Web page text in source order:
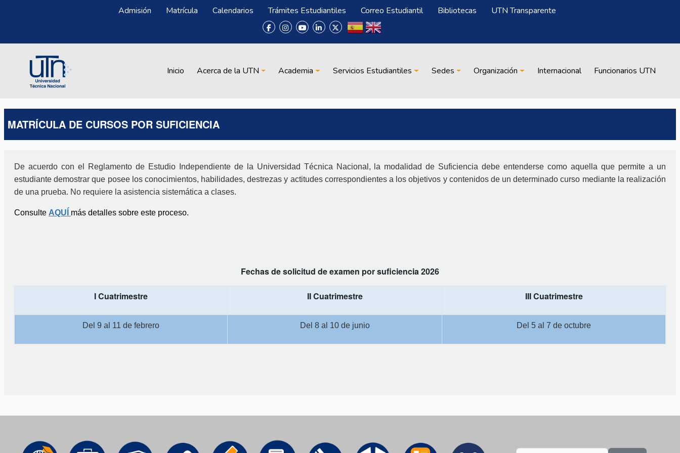
Menú Superior
Admisión Matrícula Calendarios Trámites Estudiantiles Correo Estudiantil Bibliotecas UTN Transparente
Main navigation
Inicio Acerca de la UTN Academia Servicios Estudiantiles Sedes Organización Internacional Funcionarios UTN
MATRÍCULA DE CURSOS POR SUFICIENCIA
De acuerdo con el Reglamento de Estudio Independiente de la Universidad Técnica Nacional, la modalidad de Suficiencia debe entenderse como aquella que permite a un
estudiante demostrar que posee los conocimientos, habilidades, destrezas y actitudes correspondientes a los objetivos y contenidos de un determinado curso mediante la realización
de una prueba. No requiere la asistencia sistemática a clases.
Consulte AQUÍ más detalles sobre este proceso.
Fechas de solicitud de examen por suficiencia 2026
I Cuatrimestre II Cuatrimestre III Cuatrimestre
Del 9 al 11 de febrero Del 8 al 10 de junio Del 5 al 7 de octubre